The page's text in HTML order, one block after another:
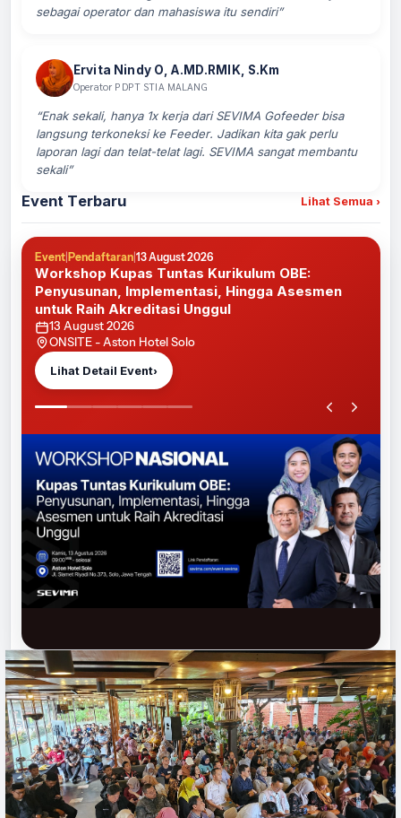
sebagai operator dan mahasiswa itu sendiri”
Ervita Nindy O, A.MD.RMIK, S.Km
Operator PDPT STIA MALANG
“Enak sekali, hanya 1x kerja dari SEVIMA Gofeeder bisa
langsung terkoneksi ke Feeder. Jadikan kita gak perlu
laporan lagi dan telat-telat lagi. SEVIMA sangat membantu
sekali”
Event Terbaru Lihat Semua ›
Event| Pendaftaran| 13 August 2026
Workshop Kupas Tuntas Kurikulum OBE:
Penyusunan, Implementasi, Hingga Asesmen
untuk Raih Akreditasi Unggul
13 August 2026
ONSITE - Aston Hotel Solo
Lihat Detail Event›